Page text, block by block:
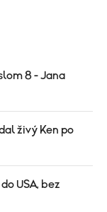
8 - Jana
živý Ken po
USA, bez